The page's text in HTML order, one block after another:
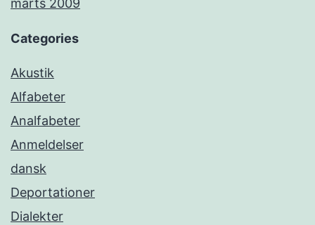
marts 2009
Categories
Akustik
Alfabeter
Analfabeter
Anmeldelser
dansk
Deportationer
Dialekter